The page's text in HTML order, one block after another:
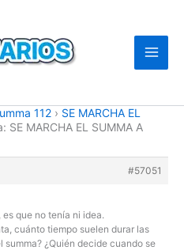
112 › SE MARCHA EL
SE MARCHA EL SUMMA A
#57051
es que no tenía ni idea.
cuánto tiempo suelen durar las
summa? ¿Quién decide cuando se